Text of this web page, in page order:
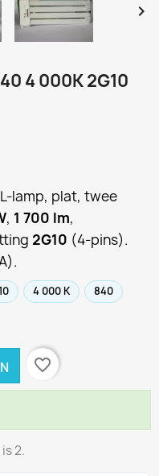

4 000K 2G10
lamp, plat, twee
, 1 700 lm,
2G10 (4-pins).
4 000 K 840
favorite_border
2.